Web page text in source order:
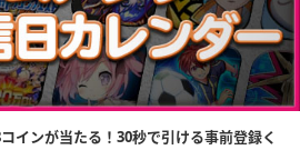
インが当たる！30秒で引ける事前登録く